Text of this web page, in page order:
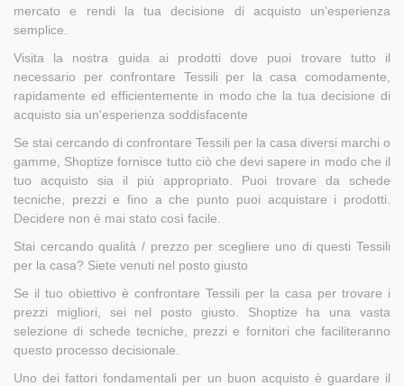
mercato e rendi la tua decisione di acquisto un'esperienza
semplice.
Visita la nostra guida ai prodotti dove puoi trovare tutto il
necessario per confrontare Tessili per la casa comodamente,
rapidamente ed efficientemente in modo che la tua decisione di
acquisto sia un'esperienza soddisfacente
Se stai cercando di confrontare Tessili per la casa diversi marchi o
gamme, Shoptize fornisce tutto ciò che devi sapere in modo che il
tuo acquisto sia il più appropriato. Puoi trovare da schede
tecniche, prezzi e fino a che punto puoi acquistare i prodotti.
Decidere non è mai stato così facile.
Stai cercando qualità / prezzo per scegliere uno di questi Tessili
per la casa? Siete venuti nel posto giusto
Se il tuo obiettivo è confrontare Tessili per la casa per trovare i
prezzi migliori, sei nel posto giusto. Shoptize ha una vasta
selezione di schede tecniche, prezzi e fornitori che faciliteranno
questo processo decisionale.
Uno dei fattori fondamentali per un buon acquisto è guardare il